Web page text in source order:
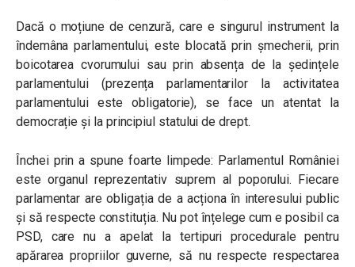
Dacă o moțiune de cenzură, care e singurul instrument la
îndemâna parlamentului, este blocată prin șmecherii, prin
boicotarea cvorumului sau prin absența de la ședințele
parlamentului (prezența parlamentarilor la activitatea
parlamentului este obligatorie), se face un atentat la
democrație și la principiul statului de drept.
Închei prin a spune foarte limpede: Parlamentul României
este organul reprezentativ suprem al poporului. Fiecare
parlamentar are obligația de a acționa în interesului public
și să respecte constituția. Nu pot înțelege cum e posibil ca
PSD, care nu a apelat la tertipuri procedurale pentru
apărarea propriilor guverne, să nu respecte respectarea